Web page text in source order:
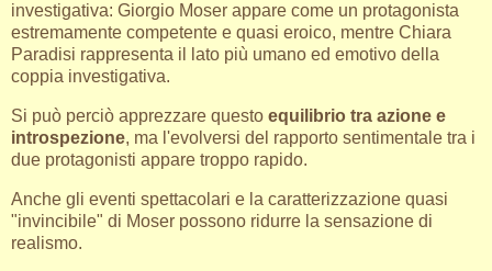
investigativa: Giorgio Moser appare come un protagonista
estremamente competente e quasi eroico, mentre Chiara
Paradisi rappresenta il lato più umano ed emotivo della
coppia investigativa.
Si può perciò apprezzare questo equilibrio tra azione e
introspezione, ma l'evolversi del rapporto sentimentale tra i
due protagonisti appare troppo rapido.
Anche gli eventi spettacolari e la caratterizzazione quasi
"invincibile" di Moser possono ridurre la sensazione di
realismo.